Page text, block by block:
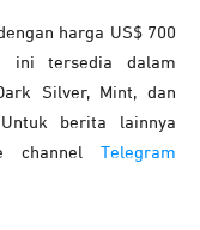
harga US$ 700
ini tersedia dalam
Silver, Mint, dan
berita lainnya
channel Telegram